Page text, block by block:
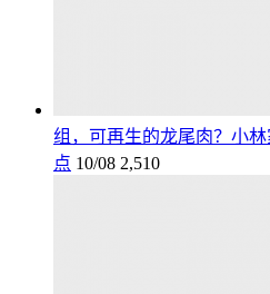
组，可再生的龙尾肉？小
点 10/08 2,510